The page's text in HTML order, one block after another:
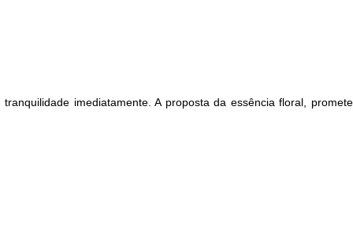
imediatamente. A proposta da essência floral, promete